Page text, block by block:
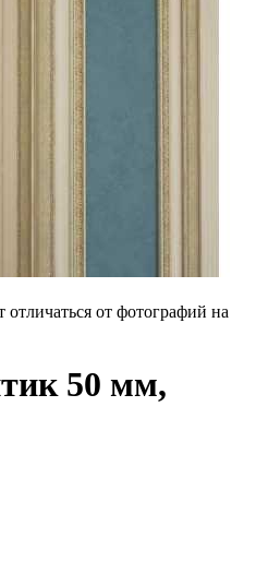
от фотографий на
50 мм,